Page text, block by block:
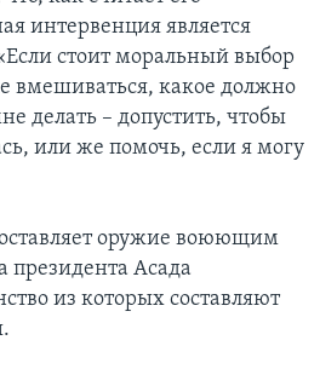
интервенция является
стоит моральный выбор
вмешиваться, какое должно
делать – допустить, чтобы
или же помочь, если я могу
оружие воюющим
президента Асада
из которых составляют